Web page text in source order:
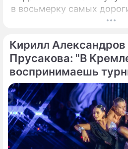
в восьмерку самых
истории "быков" эти
действительно
суммы.
Кирилл
Прусакова: "В
воспринимаешь